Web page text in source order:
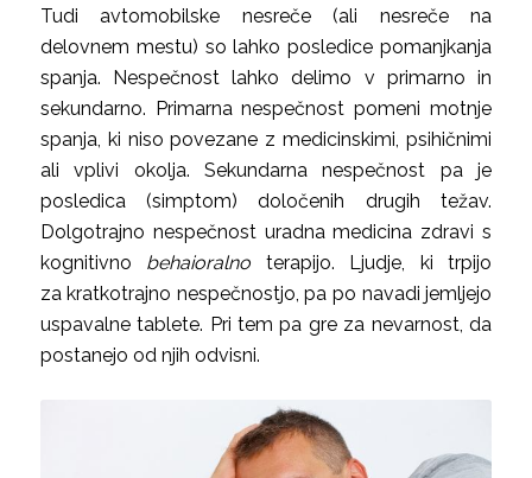
Tudi avtomobilske nesreče (ali nesreče na
delovnem mestu) so lahko posledice pomanjkanja
spanja. Nespečnost lahko delimo v primarno in
sekundarno. Primarna nespečnost pomeni motnje
spanja, ki niso povezane z medicinskimi, psihičnimi
ali vplivi okolja. Sekundarna nespečnost pa je
posledica (simptom) določenih drugih težav.
Dolgotrajno nespečnost uradna medicina zdravi s
kognitivno behaioralno terapijo. Ljudje, ki trpijo
za kratkotrajno nespečnostjo, pa po navadi jemljejo
uspavalne tablete. Pri tem pa gre za nevarnost, da
postanejo od njih odvisni.